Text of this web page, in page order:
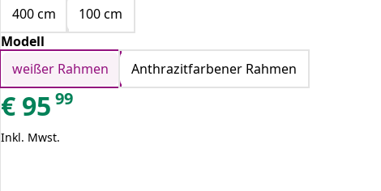
400 cm
100 cm
Modell
weißer Rahmen
Anthrazitfarbener Rahmen
€ 95 99
Inkl. Mwst.